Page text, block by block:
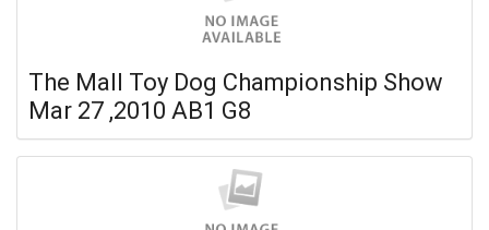
The Mall Toy Dog Championship Show
Mar 27 ,2010 AB1 G8